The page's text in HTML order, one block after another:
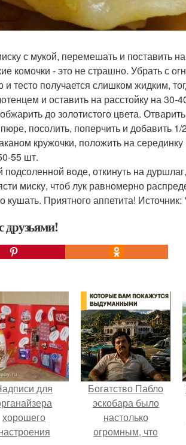
с мукой, перемешать и поставить
комочки - это не страшно. Убрать с
и тесто получается слишком жидким,
и оставить на расстойку на 30-
до золотистого цвета.
посолить, поперчить и добавить
кружочки, положить на
55 шт.
воде, откинуть на
миску, чтоб лук равномерно
Приятного аппетита!
друзьями!
для
хорошего
Богатство Пабло
эскобара было
настолько
огромным, что